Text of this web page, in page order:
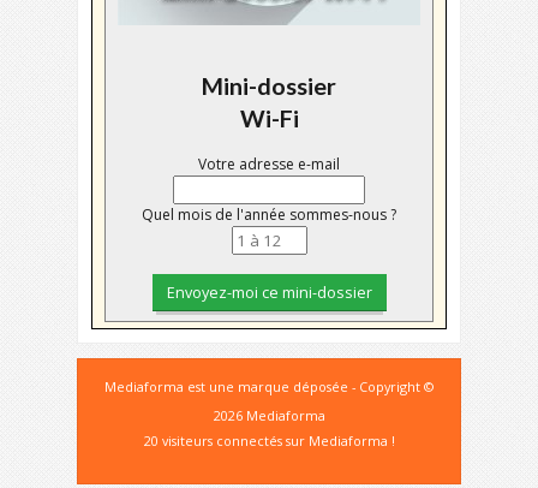
Mini-dossier
Wi-Fi
Votre adresse e-mail
Quel mois de l'année sommes-nous ?
Mediaforma est une marque déposée - Copyright ©
2026 Mediaforma
20 visiteurs connectés sur Mediaforma !